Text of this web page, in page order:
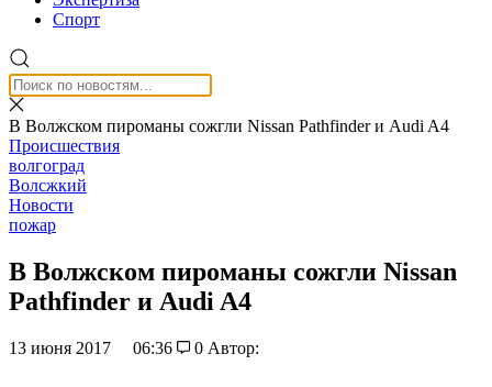
Спорт
В Волжском пироманы сожгли Nissan Pathfinder и Audi A4
Происшествия
волгоград
Волсжкий
Новости
пожар
В Волжском пироманы сожгли Nissan
Pathfinder и Audi A4
13 июня 2017 06:36 0 Автор: